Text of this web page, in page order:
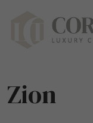
Zion